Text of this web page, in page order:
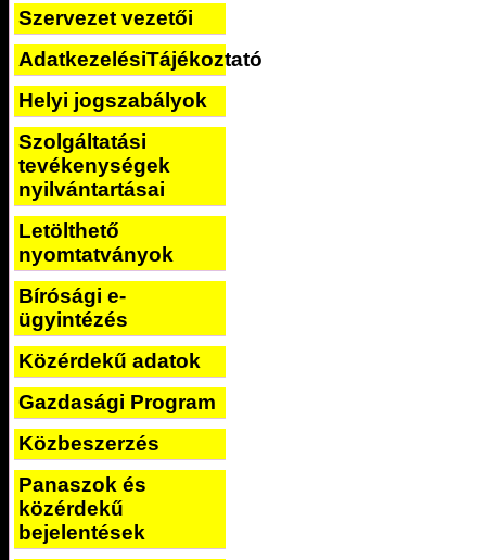
Szervezet vezetői
AdatkezelésiTájékoztató
Helyi jogszabályok
Szolgáltatási
tevékenységek
nyilvántartásai
Letölthető
nyomtatványok
Bírósági e-
ügyintézés
Közérdekű adatok
Gazdasági Program
Közbeszerzés
Panaszok és
közérdekű
bejelentések